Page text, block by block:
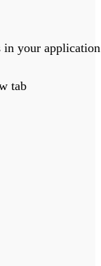
in your application
tab